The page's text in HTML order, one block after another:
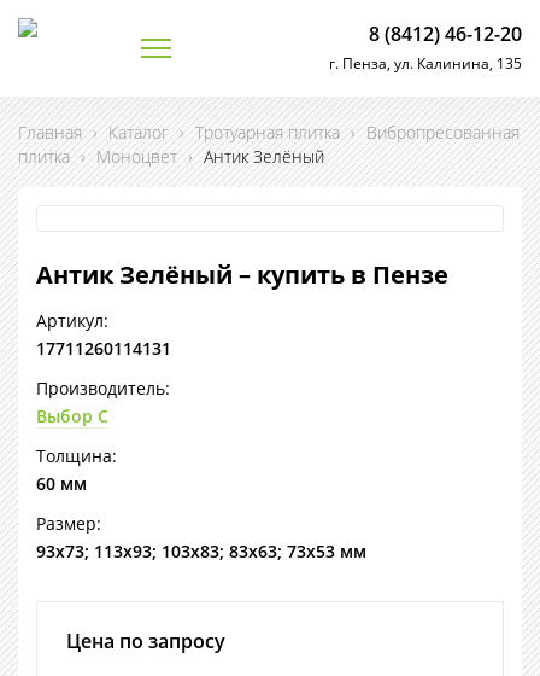
8 (8412) 46-12-20
г. Пенза, ул. Калинина, 135
Главная › Каталог › Тротуарная плитка › Вибропресованная
плитка › Моноцвет › Антик Зелёный
Антик Зелёный – купить в Пензе
Артикул:
17711260114131
Производитель:
Выбор С
Толщина:
60 мм
Размер:
93х73; 113х93; 103х83; 83х63; 73х53 мм
Цена по запросу